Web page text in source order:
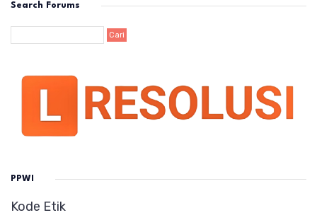
Search Forums
PPWI
Kode Etik